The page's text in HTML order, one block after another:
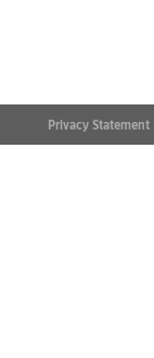
Privacy Statement